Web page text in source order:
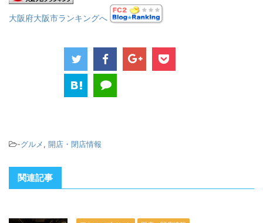
大阪府大阪市ランキングへ
-グルメ, 開店・閉店情報
関連記事